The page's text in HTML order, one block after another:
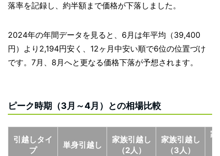
落率を記録し、約半額まで価格が下落しました。
2024年の年間データを見ると、6月は年平均（39,400
円）より2,194円安く、12ヶ月中安い順で6位の位置づけ
です。7月、8月へと更なる価格下落が予想されます。
ピーク時期（3月～4月）との相場比較
引越しタイ
プ
単身引越し
家族引越し
（2人）
家族引越し
（3人）
家